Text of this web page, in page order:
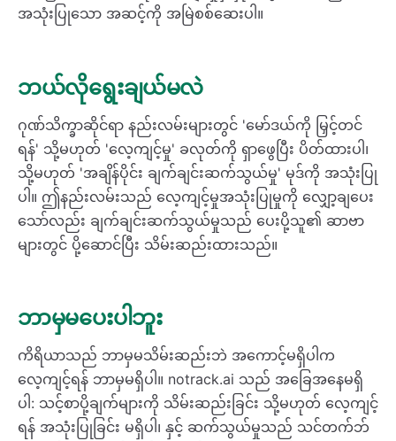
အသုံးပြုသော အဆင့်ကို အမြဲစစ်ဆေးပါ။
ဘယ်လိုရွေးချယ်မလဲ
ဂုဏ်သိက္ခာဆိုင်ရာ နည်းလမ်းများတွင် 'မော်ဒယ်ကို မြှင့်တင်
ရန်' သို့မဟုတ် 'လေ့ကျင့်မှု' ခလုတ်ကို ရှာဖွေပြီး ပိတ်ထားပါ၊
သို့မဟုတ် 'အချိန်ပိုင်း ချက်ချင်းဆက်သွယ်မှု' မုဒ်ကို အသုံးပြု
ပါ။ ဤနည်းလမ်းသည် လေ့ကျင့်မှုအသုံးပြုမှုကို လျှော့ချပေး
သော်လည်း ချက်ချင်းဆက်သွယ်မှုသည် ပေးပို့သူ၏ ဆာဗာ
များတွင် ပို့ဆောင်ပြီး သိမ်းဆည်းထားသည်။
ဘာမှမပေးပါဘူး
ကိရိယာသည် ဘာမှမသိမ်းဆည်းဘဲ အကောင့်မရှိပါက
လေ့ကျင့်ရန် ဘာမှမရှိပါ။ notrack.ai သည် အခြေအနေမရှိ
ပါ: သင့်စာပို့ချက်များကို သိမ်းဆည်းခြင်း သို့မဟုတ် လေ့ကျင့်
ရန် အသုံးပြုခြင်း မရှိပါ၊ နှင့် ဆက်သွယ်မှုသည် သင်တက်ဘ်